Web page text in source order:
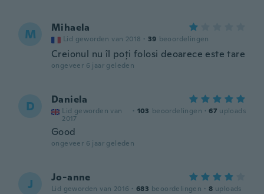
M Mihaela
Lid geworden van 2018 · 39 beoordelingen
Creionul nu îl poți folosi deoarece este tare
ongeveer 6 jaar geleden
D Daniela
Lid geworden van
2017
· 103 beoordelingen · 67 uploads
Good
ongeveer 6 jaar geleden
J Jo-anne
Lid geworden van 2016 · 683 beoordelingen · 8 uploads